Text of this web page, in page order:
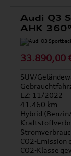
Audi Q3
AHK
33.890,00
SUV/
EZ: 11/2022
41.460 km
Hybrid